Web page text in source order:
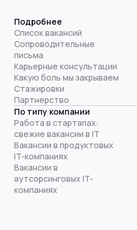
Подробнее
Список вакансий
Сопроводительные
письма
Карьерные консультации
Какую боль мы закрываем
Стажировки
Партнерство
По типу компании
Работа в стартапах:
свежие вакансии в IT
Вакансии в продуктовых
IT-компаниях
Вакансии в
аутсорсинговых IT-
компаниях